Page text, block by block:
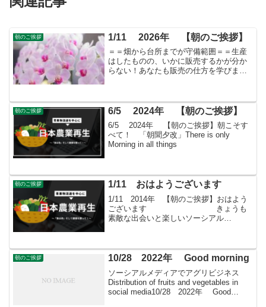
朝のご挨拶 1/11 2026年 【朝のご挨拶】
＝＝畑から台所までが守備範囲＝＝生産
はしたものの、いかに販売するかが分か
らない！あなたも販売の仕方を学びませ
朝のご挨拶 6/5 2024年 【朝のご挨拶】
6/5 2024年 【朝のご挨拶】朝こそす
べて！ 「朝聞夕改」There is only
Morning in all things
朝のご挨拶 1/11 おはようございます
1/11 2014年 【朝のご挨拶】おはよう
ございます きょうも
素敵な出会いと楽しいソーシアル
すよ
朝のご挨拶 10/28 2022年 Good morning
ソーシアルメディアでアグリビジネス
Distribution of fruits and vegetables in
social media10/28 2022年 Good